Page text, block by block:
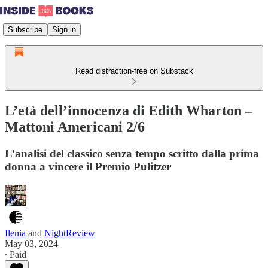
Subscribe Sign in
Read distraction-free on Substack
L’età dell’innocenza di Edith Wharton –
Mattoni Americani 2/6
L’analisi del classico senza tempo scritto dalla prima
donna a vincere il Premio Pulitzer
Ilenia and NightReview
May 03, 2024
∙ Paid